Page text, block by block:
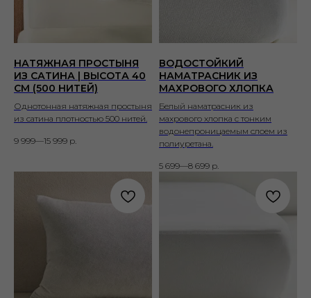
НАТЯЖНАЯ ПРОСТЫНЯ
ИЗ САТИНА | ВЫСОТА 40
СМ (500 НИТЕЙ)
Однотонная натяжная простыня
из сатина плотностью 500 нитей.
9 999—15 999 р.
ВОДОСТОЙКИЙ
НАМАТРАСНИК ИЗ
МАХРОВОГО ХЛОПКА
Белый наматрасник из
махрового хлопка с тонким
водонепроницаемым слоем из
полиуретана.
5 699—8 699 р.